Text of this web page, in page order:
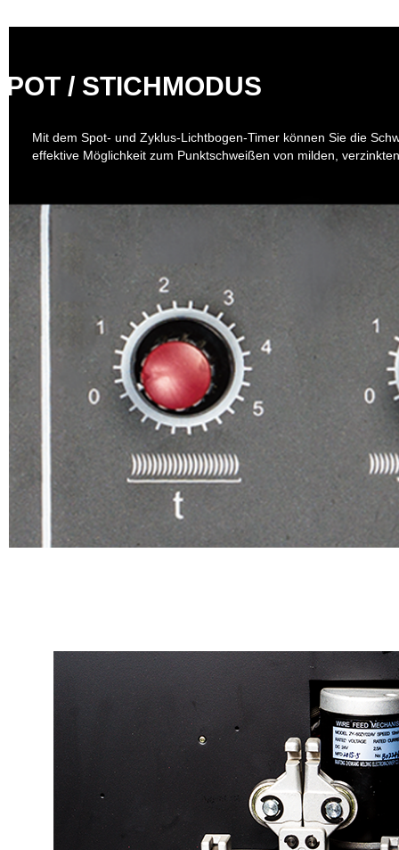
/ STICHMODUS
Mit dem Spot- und Zyklus-Lichtbogen-Timer können Sie die
effektive Möglichkeit zum Punktschweißen von milden,